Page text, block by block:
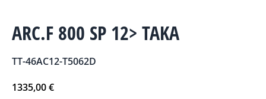
ARC.F 800 SP 12> TAKA
TT-46AC12-T5062D
1335,00€